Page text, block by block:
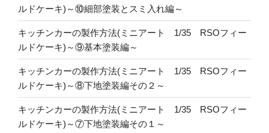
ルドケーキ)～⑩細部塗装とスミ入れ編～
キッチンカーの製作方法(ミニアート 1/35 RSOフィー
ルドケーキ)～⑨基本塗装編～
キッチンカーの製作方法(ミニアート 1/35 RSOフィー
ルドケーキ)～⑧下地塗装編その２～
キッチンカーの製作方法(ミニアート 1/35 RSOフィー
ルドケーキ)～⑦下地塗装編その１～